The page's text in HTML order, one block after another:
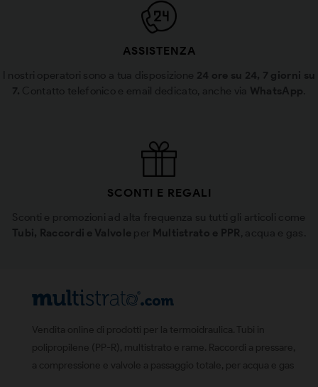
ASSISTENZA
I nostri operatori sono a tua disposizione 24 ore su 24, 7 giorni su
7. Contatto telefonico e email dedicato, anche via WhatsApp
SCONTI E REGALI
Sconti e promozioni ad alta frequenza su tutti gli articoli come
Tubi, Raccordi e Valvole per Multistrato e PPR , acqua e gas.